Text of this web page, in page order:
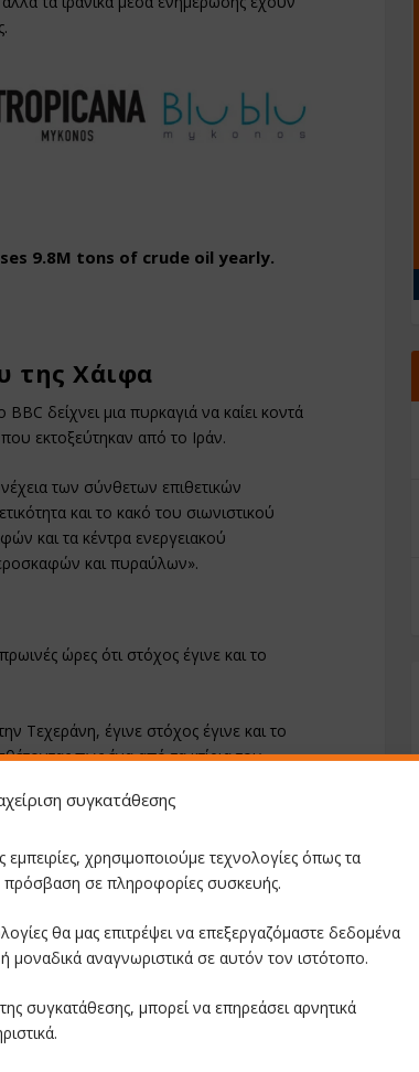
συγκατάθεσης
χρησιμοποιούμε τεχνολογίες όπως τα
σε πληροφορίες συσκευής.
θα μας επιτρέψει να επεξεργαζόμαστε δεδομένα
αναγνωριστικά σε αυτόν τον ιστότοπο.
συγκατάθεσης, μπορεί να επηρεάσει αρνητικά
9.8M tons of crude oil yearly.
της Χάιφα
δείχνει μια πυρκαγιά να καίει κοντά
εκτοξεύτηκαν από το Ιράν.
των σύνθετων επιθετικών
και το κακό του σιωνιστικού
και τα κέντρα ενεργειακού
και πυραύλων».
ώρες ότι στόχος έγινε και το
Τεχεράνη, έγινε στόχος έγινε και το
πως ένα από τα κτίρια του